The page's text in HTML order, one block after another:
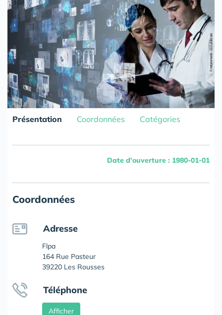
Présentation Coordonnées Catégories
Date d'ouverture : 1980-01-01
Coordonnées
Adresse
Flpa
164 Rue Pasteur
39220 Les Rousses
Téléphone
Afficher